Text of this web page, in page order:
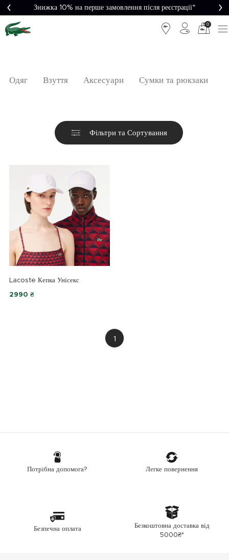
Знижка 10% на перше замовлення після реєстрації*
0
Одяг Взуття Аксесуари Сумки та рюкзаки
Фільтри та Сортування
Lacoste Кепка Унісекс
2990 ₴
1
Потрібна допомога? Легке повернення
Безпечна оплата
Безкоштовна доставка від
5000₴*